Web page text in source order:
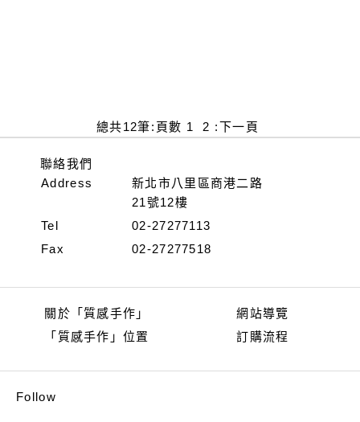
總共12筆: 頁數 1 2 :下一頁
聯絡我們
Address
新北市八里區商港二路
21號12樓
Tel
02-27277113
Fax
02-27277518
關於「質感手作」
網站導覽
「質感手作」位置
訂購流程
Follow